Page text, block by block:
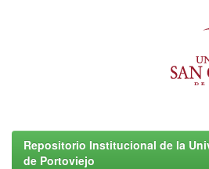
Repositorio Institucional de la
de Portoviejo